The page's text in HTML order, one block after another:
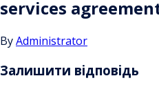
services
ByAdministrator
Залишити відповідь